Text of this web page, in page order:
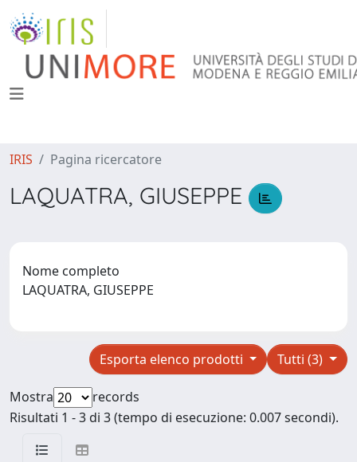
IRIS Pagina ricercatore
LAQUATRA, GIUSEPPE
Nome completo
LAQUATRA, GIUSEPPE
Tutti (3)
Esporta elenco prodotti
Mostra
records
Risultati 1 - 3 di 3 (tempo di esecuzione: 0.007 secondi).